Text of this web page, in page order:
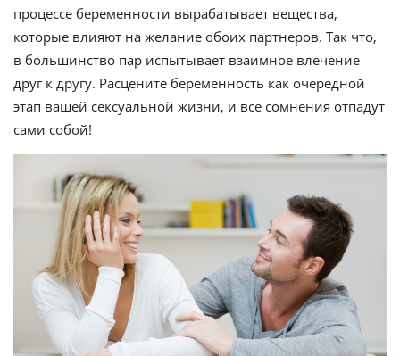
процессе беременности вырабатывает вещества,
которые влияют на желание обоих партнеров. Так что,
в большинство пар испытывает взаимное влечение
друг к другу. Расцените беременность как очередной
этап вашей сексуальной жизни, и все сомнения отпадут
сами собой!